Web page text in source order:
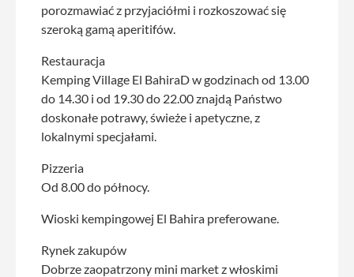
porozmawiać z przyjaciółmi i rozkoszować się
szeroką gamą aperitifów.
Restauracja
Kemping Village El BahiraD w godzinach od 13.00
do 14.30 i od 19.30 do 22.00 znajdą Państwo
doskonałe potrawy, świeże i apetyczne, z
lokalnymi specjałami.
Pizzeria
Od 8.00 do północy.
Wioski kempingowej El Bahira preferowane.
Rynek zakupów
Dobrze zaopatrzony mini market z włoskimi